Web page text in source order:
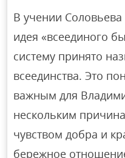
В учении Соловьева
идея «всеединого
систему принято
всеединства. Это
важным для
нескольким
чувством добра и
бережное